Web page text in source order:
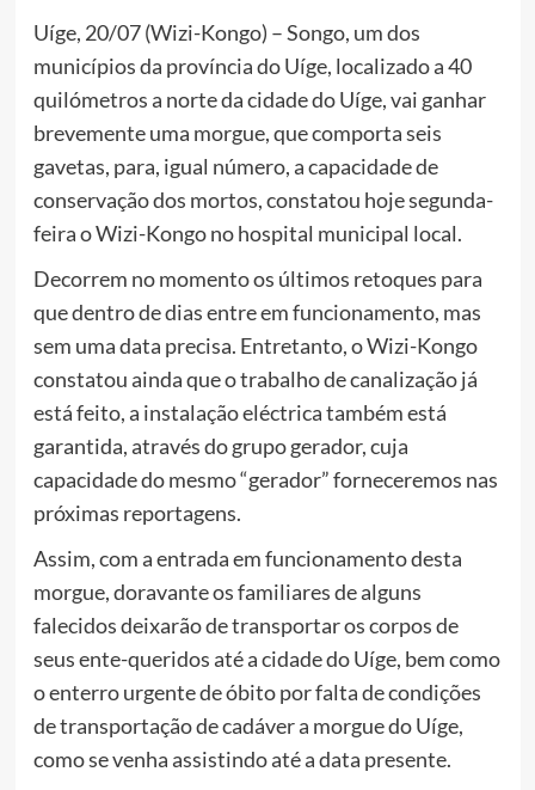
Uíge, 20/07 (Wizi-Kongo) – Songo, um dos
municípios da província do Uíge, localizado a 40
quilómetros a norte da cidade do Uíge, vai ganhar
brevemente uma morgue, que comporta seis
gavetas, para, igual número, a capacidade de
conservação dos mortos, constatou hoje segunda-
feira o Wizi-Kongo no hospital municipal local.
Decorrem no momento os últimos retoques para
que dentro de dias entre em funcionamento, mas
sem uma data precisa. Entretanto, o Wizi-Kongo
constatou ainda que o trabalho de canalização já
está feito, a instalação eléctrica também está
garantida, através do grupo gerador, cuja
capacidade do mesmo “gerador” forneceremos nas
próximas reportagens.
Assim, com a entrada em funcionamento desta
morgue, doravante os familiares de alguns
falecidos deixarão de transportar os corpos de
seus ente-queridos até a cidade do Uíge, bem como
o enterro urgente de óbito por falta de condições
de transportação de cadáver a morgue do Uíge,
como se venha assistindo até a data presente.